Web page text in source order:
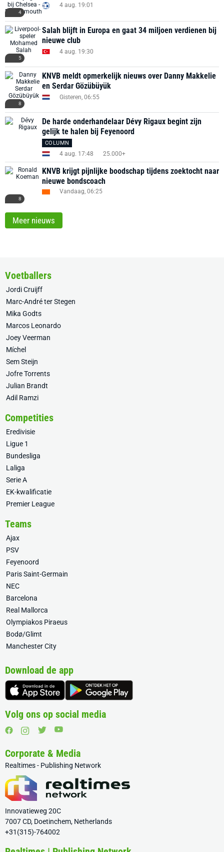
4
4 aug. 19:01
5
Salah blijft in Europa en gaat 34 miljoen verdienen bij
nieuwe club
4 aug. 19:30
8
KNVB meldt opmerkelijk nieuws over Danny Makkelie
en Serdar Gözübüyük
Gisteren, 06:55
De harde onderhandelaar Dévy Rigaux begint zijn
gelijk te halen bij Feyenoord
COLUMN
4 aug. 17:48 25.000+
8
KNVB krijgt pijnlijke boodschap tijdens zoektocht naar
nieuwe bondscoach
Vandaag, 06:25
Meer nieuws
Voetballers
Jordi Cruijff
Marc-André ter Stegen
Mika Godts
Marcos Leonardo
Joey Veerman
Míchel
Sem Steijn
Jofre Torrents
Julian Brandt
Adil Ramzi
Competities
Eredivisie
Ligue 1
Bundesliga
Laliga
Serie A
EK-kwalificatie
Premier League
Teams
Ajax
PSV
Feyenoord
Paris Saint-Germain
NEC
Barcelona
Real Mallorca
Olympiakos Piraeus
Bodø/Glimt
Manchester City
Download de app
Volg ons op social media
Corporate & Media
Realtimes - Publishing Network
Innovatieweg 20C
7007 CD, Doetinchem, Netherlands
+31(315)-764002